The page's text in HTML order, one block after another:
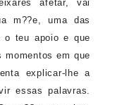
afetar, vai
m??e, uma das
o teu apoio e que
momentos em que
explicar-lhe a
essas palavras.